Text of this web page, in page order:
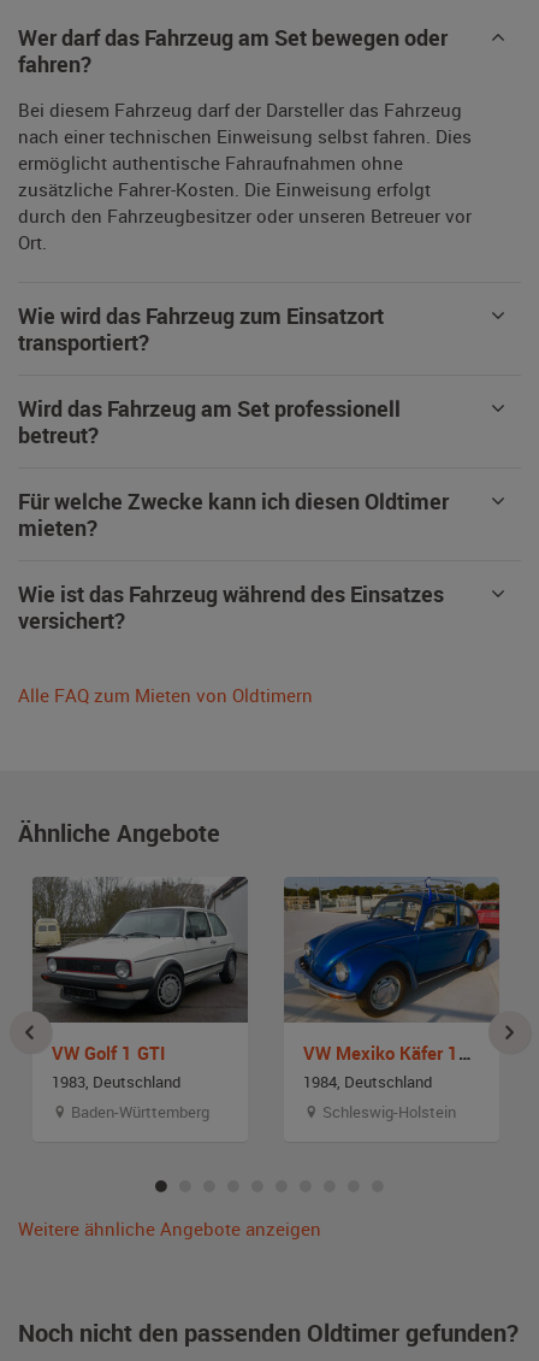
Wer darf das Fahrzeug am Set bewegen oder
fahren?
Bei diesem Fahrzeug darf der Darsteller das Fahrzeug
nach einer technischen Einweisung selbst fahren. Dies
ermöglicht authentische Fahraufnahmen ohne
zusätzliche Fahrer-Kosten. Die Einweisung erfolgt
durch den Fahrzeugbesitzer oder unseren Betreuer vor
Ort.
Wie wird das Fahrzeug zum Einsatzort
transportiert?
Wird das Fahrzeug am Set professionell
betreut?
Für welche Zwecke kann ich diesen Oldtimer
mieten?
Wie ist das Fahrzeug während des Einsatzes
versichert?
Alle FAQ zum Mieten von Oldtimern
Ähnliche Angebote
VW Golf 1 GTI
1983, Deutschland
Baden-Württemberg
VW Mexiko Käfer 1200 L
1984, Deutschland
Schleswig-Holstein
Weitere ähnliche Angebote anzeigen
Noch nicht den passenden Oldtimer gefunden?